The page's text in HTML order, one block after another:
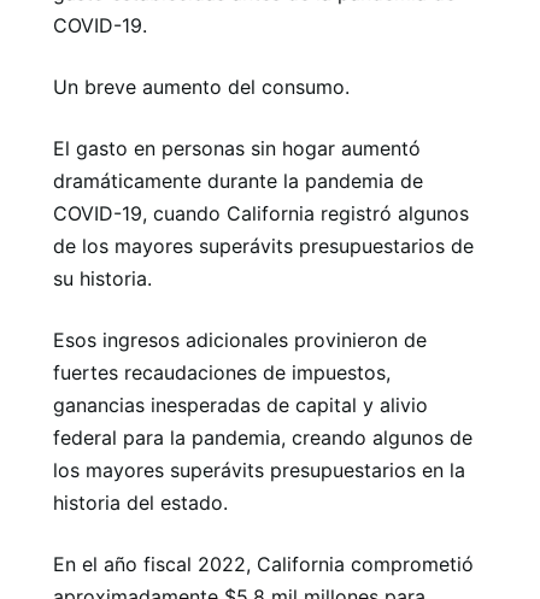
COVID-19.
Un breve aumento del consumo.
El gasto en personas sin hogar aumentó
dramáticamente durante la pandemia de
COVID-19, cuando California registró algunos
de los mayores superávits presupuestarios de
su historia.
Esos ingresos adicionales provinieron de
fuertes recaudaciones de impuestos,
ganancias inesperadas de capital y alivio
federal para la pandemia, creando algunos de
los mayores superávits presupuestarios en la
historia del estado.
En el año fiscal 2022, California comprometió